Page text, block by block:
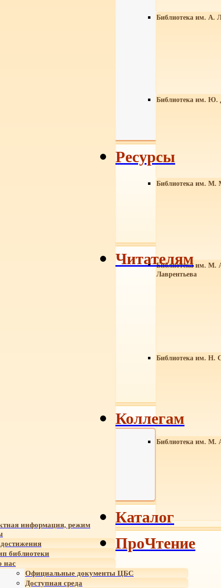
Библиотека им. А.
Библиотека им. Ю.
Библиотека им. М.
Библиотека им. М.
Лаврентьева
Библиотека им. Н.
Библиотека им. М.
информация, режим
библиотеки
нас
Официальные документы ЦБС
Доступная среда
Ресурсы
Читателям
Коллегам
Каталог
ПроЧтение